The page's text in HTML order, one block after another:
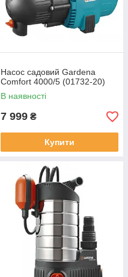
Насос садовий Gardena
Comfort 4000/5 (01732-20)
В наявності
7 999 ₴
Купити